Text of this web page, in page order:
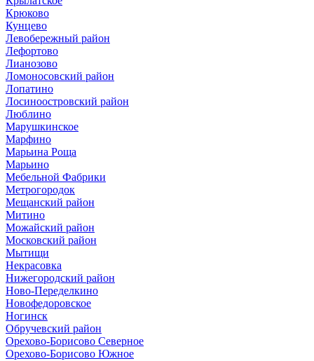
Крюково
Кунцево
Левобережный район
Лефортово
Лианозово
Ломоносовский район
Лопатино
Лосиноостровский район
Люблино
Марушкинское
Марфино
Марьина Роща
Марьино
Мебельной Фабрики
Метрогородок
Мещанский район
Митино
Можайский район
Московский район
Мытищи
Некрасовка
Нижегородский район
Ново-Переделкино
Новофедоровское
Ногинск
Обручевский район
Орехово-Борисово Северное
Орехово-Борисово Южное